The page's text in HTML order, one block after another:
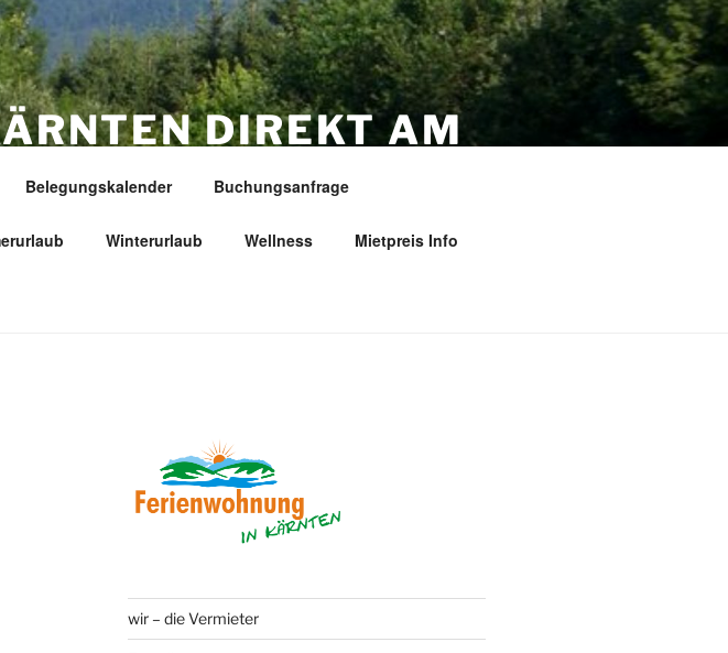
DIREKT AM
… WELLNESS …
Belegungskalender Buchungsanfrage
Winterurlaub Wellness Mietpreis Info
wir – die Vermieter